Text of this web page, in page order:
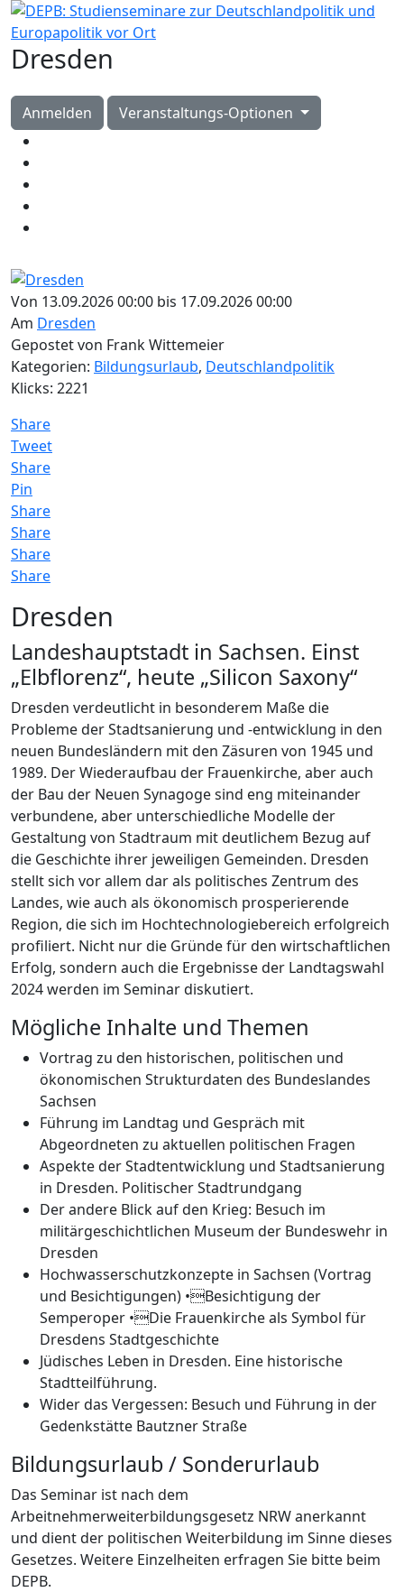
Dresden
Anmelden Veranstaltungs-Optionen
Von 13.09.2026 00:00 bis 17.09.2026 00:00
Am Dresden
Gepostet von Frank Wittemeier
Kategorien: Bildungsurlaub, Deutschlandpolitik
Klicks: 2221
Share
Tweet
Share
Pin
Share
Share
Share
Share
Dresden
Landeshauptstadt in Sachsen. Einst
„Elbflorenz“, heute „Silicon Saxony“
Dresden verdeutlicht in besonderem Maße die
Probleme der Stadtsanierung und -entwicklung in den
neuen Bundesländern mit den Zäsuren von 1945 und
1989. Der Wiederaufbau der Frauenkirche, aber auch
der Bau der Neuen Synagoge sind eng miteinander
verbundene, aber unterschiedliche Modelle der
Gestaltung von Stadtraum mit deutlichem Bezug auf
die Geschichte ihrer jeweiligen Gemeinden. Dresden
stellt sich vor allem dar als politisches Zentrum des
Landes, wie auch als ökonomisch prosperierende
Region, die sich im Hochtechnologiebereich erfolgreich
profiliert. Nicht nur die Gründe für den wirtschaftlichen
Erfolg, sondern auch die Ergebnisse der Landtagswahl
2024 werden im Seminar diskutiert.
Mögliche Inhalte und Themen
Vortrag zu den historischen, politischen und
ökonomischen Strukturdaten des Bundeslandes
Sachsen
Führung im Landtag und Gespräch mit
Abgeordneten zu aktuellen politischen Fragen
Aspekte der Stadtentwicklung und Stadtsanierung
in Dresden. Politischer Stadtrundgang
Der andere Blick auf den Krieg: Besuch im
militärgeschichtlichen Museum der Bundeswehr in
Dresden
Hochwasserschutzkonzepte in Sachsen (Vortrag
und Besichtigungen) •Besichtigung der
Semperoper •Die Frauenkirche als Symbol für
Dresdens Stadtgeschichte
Jüdisches Leben in Dresden. Eine historische
Stadtteilführung.
Wider das Vergessen: Besuch und Führung in der
Gedenkstätte Bautzner Straße
Bildungsurlaub / Sonderurlaub
Das Seminar ist nach dem
Arbeitnehmerweiterbildungsgesetz NRW anerkannt
und dient der politischen Weiterbildung im Sinne dieses
Gesetzes. Weitere Einzelheiten erfragen Sie bitte beim
DEPB.